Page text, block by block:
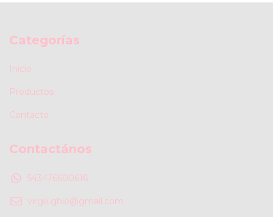
Categorías
Inicio
Productos
Contacto
Contactános
543476600616
virgili.ghio@gmail.com